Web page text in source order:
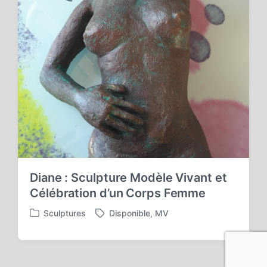
Diane : Sculpture Modèle Vivant et
Célébration d’un Corps Femme
P
s
Sculptures
T
g
Disponible, MV